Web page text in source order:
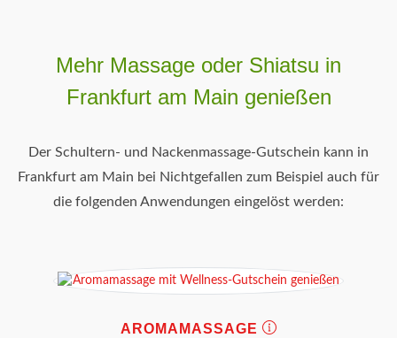
Mehr Massage oder Shiatsu in
Frankfurt am Main genießen
Der Schultern- und Nackenmassage-Gutschein kann in
Frankfurt am Main bei Nichtgefallen zum Beispiel auch für
die folgenden Anwendungen eingelöst werden:
AROMAMASSAGE